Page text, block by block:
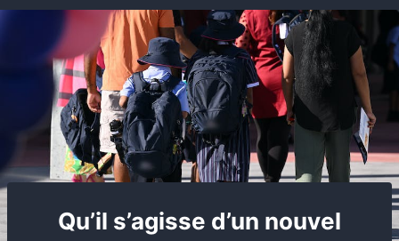
Qu’il s’agisse d’un nouvel